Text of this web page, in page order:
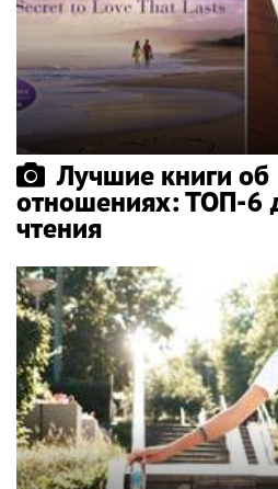
Лучшие книги об
отношениях: ТОП-6
чтения